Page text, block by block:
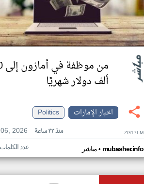
من
ألف دولار شهريًا
اخبار الإمارات
Politics
2026
منذ ٢٣ ساعة ZG17LM
مباشر• mubasher.info عدد الكلمات: